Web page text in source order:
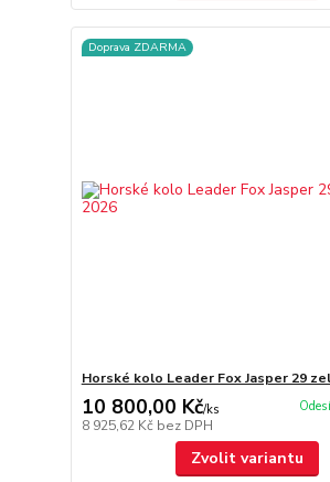
Doprava ZDARMA
Horské kolo Leader Fox Jasper 29
10 800,00 Kč/ks
8 925,62 Kč bez DPH
Zvolit variantu